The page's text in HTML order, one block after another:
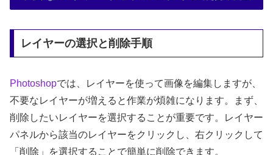
レイヤーの選択と削除手順
Photoshopでは、レイヤーを使って画像を編集しますが、
不要なレイヤーが増えると作業が煩雑になります。まず、
削除したいレイヤーを選択することが重要です。レイヤー
パネルから該当のレイヤーをクリックし、右クリックして
「削除」を選択することで簡単に削除できます。